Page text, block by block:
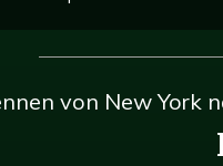
von New York